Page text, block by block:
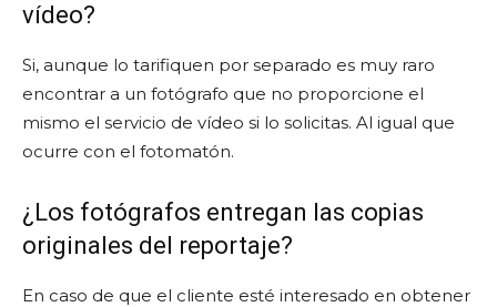
vídeo?
Si, aunque lo tarifiquen por separado es muy raro
encontrar a un fotógrafo que no proporcione el
mismo el servicio de vídeo si lo solicitas. Al igual que
ocurre con el fotomatón.
¿Los fotógrafos entregan las copias
originales del reportaje?
En caso de que el cliente esté interesado en obtener